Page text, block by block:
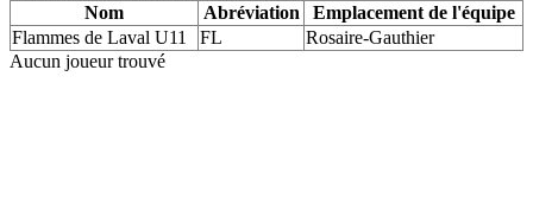
Nom
Abréviation
Emplacement de l'équipe
Flammes de Laval U11
FL
Rosaire-Gauthier
Aucun joueur trouvé